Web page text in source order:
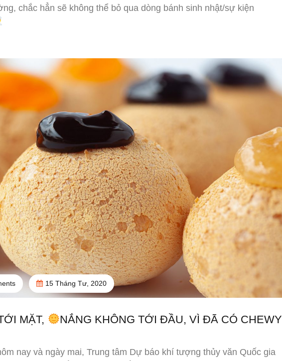
chắc hẳn sẽ không thể bỏ qua dòng bánh sinh nhật/sự kiện
15 Tháng Tư, 2020
MẶT, NẮNG KHÔNG TỚI ĐẦU, VÌ ĐÃ CÓ CHEWY
nay và ngày mai, Trung tâm Dự báo khí tượng thủy văn Quốc gia